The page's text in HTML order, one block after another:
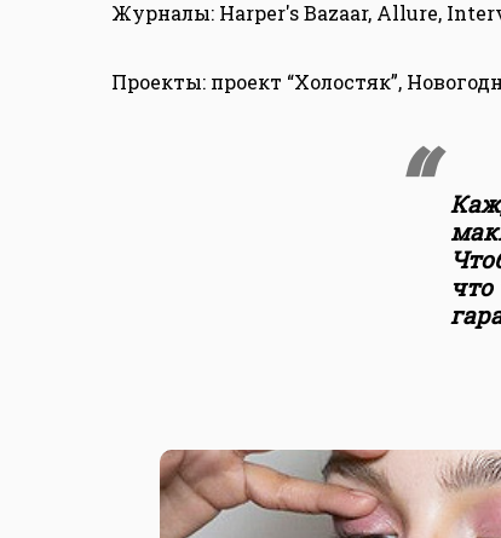
Журналы: Harper's Bazaar, Allure,
Проекты: проект “Холостяк”,
что